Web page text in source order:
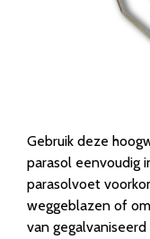
Gebruik deze
parasol eenvoudig
parasolvoet
weggeblazen of
van